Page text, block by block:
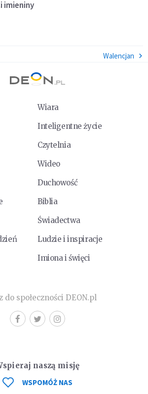
imieniny
Walencjan
Wiara
Inteligentne życie
Czytelnia
Wideo
Duchowość
Biblia
Świadectwa
Ludzie i inspiracje
Imiona i święci
do społeczności DEON.pl
naszą misję
WSPOMÓŻ NAS